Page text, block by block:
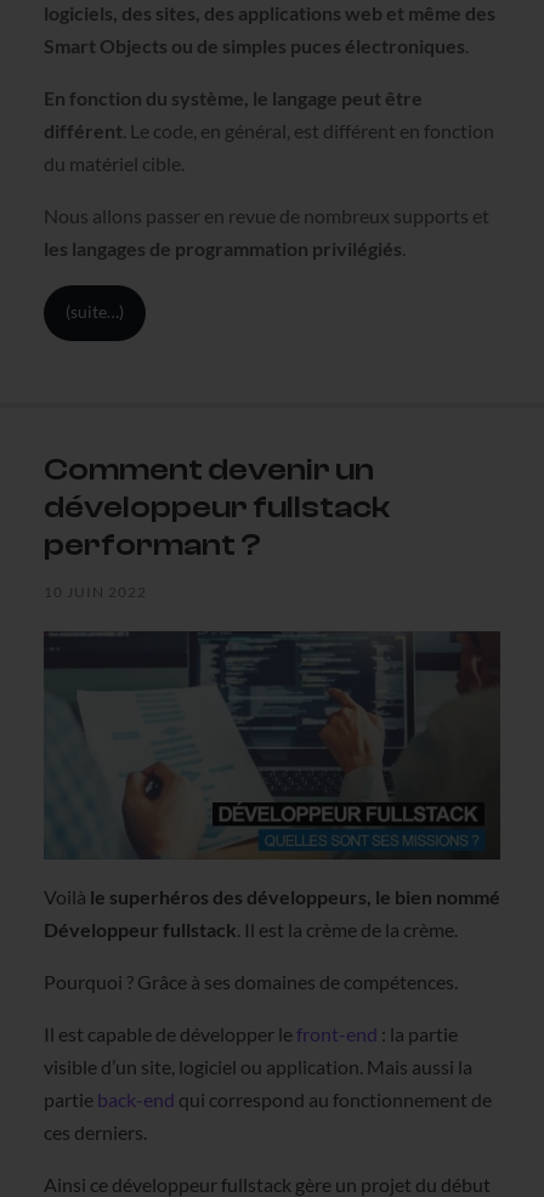
logiciels, des sites, des applications web et même des
Smart Objects ou de simples puces électroniques.
En fonction du système, le langage peut être
différent. Le code, en général, est différent en fonction
du matériel cible.
Nous allons passer en revue de nombreux supports et
les langages de programmation privilégiés.
(suite…)
Comment devenir un
développeur fullstack
performant ?
10 JUIN 2022
Voilà le superhéros des développeurs, le bien nommé
Développeur fullstack . Il est la crème de la crème.
Pourquoi ? Grâce à ses domaines de compétences.
Il est capable de développer lefront-end : la partie
visible d’un site, logiciel ou application. Mais aussi la
partie back-end qui correspond au fonctionnement de
ces derniers.
Ainsi ce développeur fullstack gère un projet du début